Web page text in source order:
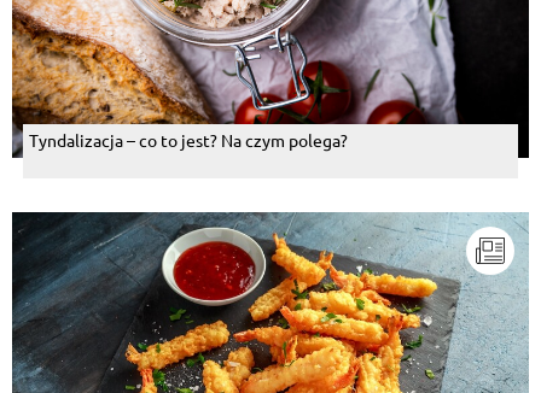
Tyndalizacja – co to jest? Na czym polega?